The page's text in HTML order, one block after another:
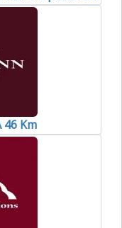
Km